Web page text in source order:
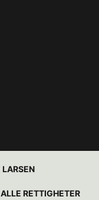
LARSEN
RETTIGHETER